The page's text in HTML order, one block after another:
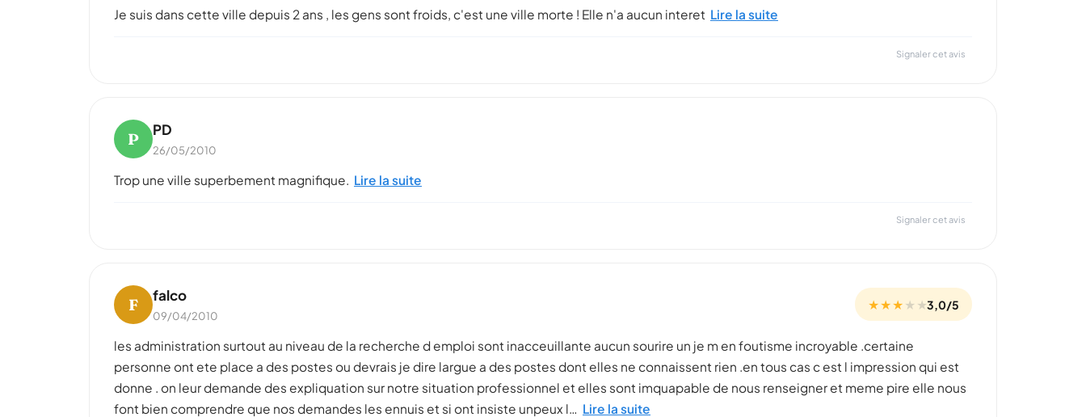
Je suis dans cette ville depuis 2 ans , les gens sont froids, c'est une ville morte ! Elle n'a aucun interet Lire la suite
Signaler cet avis
P PD
26/05/2010
Trop une ville superbement magnifique. Lire la suite
Signaler cet avis
F falco
09/04/2010
★ ★ ★★ ★3,0/5
les administration surtout au niveau de la recherche d emploi sont inacceuillante aucun sourire un je m en foutisme incroyable .certaine
personne ont ete place a des postes ou devrais je dire largue a des postes dont elles ne connaissent rien .en tous cas c est l impression qui est
donne . on leur demande des expliquation sur notre situation professionnel et elles sont imquapable de nous renseigner et meme pire elle nous
font bien comprendre que nos demandes les ennuis et si ont insiste unpeux l… Lire la suite